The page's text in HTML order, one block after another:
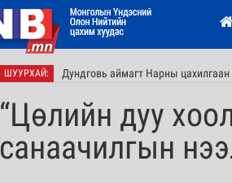
ШУУРХАЙ: Дундговь аймагт Нарны
“Цөлийн дуу
санаачилгын